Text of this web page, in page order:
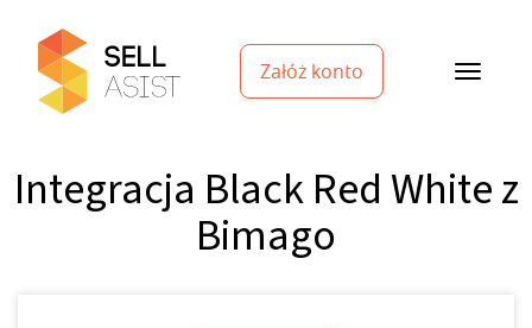
Załóż konto
Integracja Black Red White z
Bimago